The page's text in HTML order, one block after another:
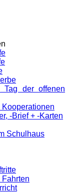
Tag der offenen
Kooperationen
-Brief + -Karten
Schulhaus
Fahrten